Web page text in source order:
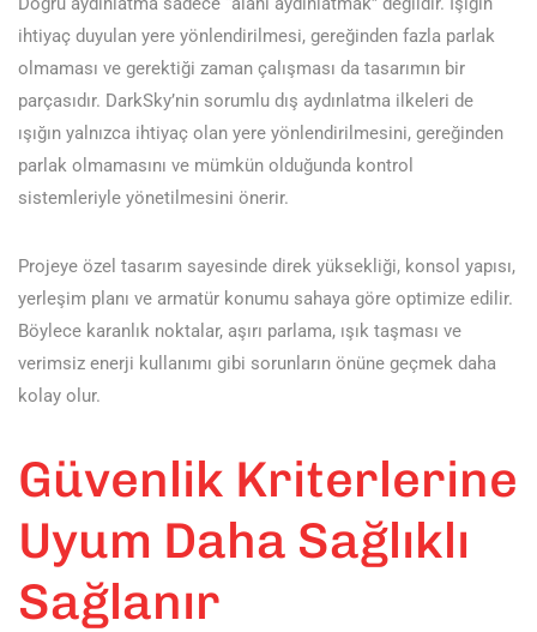
ihtiyaç duyulan yere yönlendirilmesi, gereğinden fazla parlak
olmaması ve gerektiği zaman çalışması da tasarımın bir
parçasıdır. DarkSky’nin sorumlu dış aydınlatma ilkeleri de
ışığın yalnızca ihtiyaç olan yere yönlendirilmesini, gereğinden
parlak olmamasını ve mümkün olduğunda kontrol
sistemleriyle yönetilmesini önerir.
Projeye özel tasarım sayesinde direk yüksekliği, konsol yapısı,
yerleşim planı ve armatür konumu sahaya göre optimize edilir.
Böylece karanlık noktalar, aşırı parlama, ışık taşması ve
verimsiz enerji kullanımı gibi sorunların önüne geçmek daha
kolay olur.
Güvenlik Kriterlerine
Uyum Daha Sağlıklı
Sağlanır